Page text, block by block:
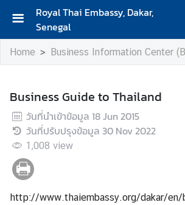
Royal Thai Embassy, Dakar,
Senegal
H
o
A
b
o
u
t
U
s
Home Business Information Center
Business Guide to Thailand
วันที่นำเข้าข้อมูล 18 Jun 2015
วันที่ปรับปรุงข้อมูล 30 Nov 2022
1,008 view
http://www.thaiembassy.org/dakar/en/